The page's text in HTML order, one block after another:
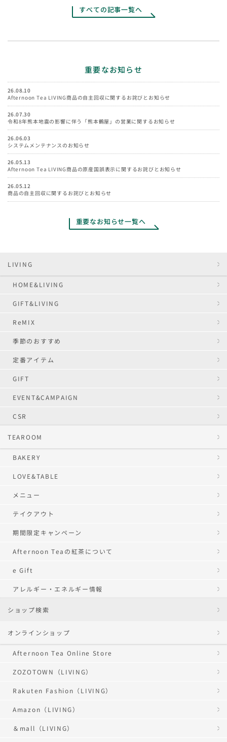
すべての記事一覧へ
重要なお知らせ
26.08.10
Afternoon Tea LIVING商品の自主回収に関するお詫びとお知らせ
26.07.30
令和8年熊本地震の影響に伴う「熊本鶴屋」の営業に関するお知らせ
26.06.03
システムメンテナンスのお知らせ
26.05.13
Afternoon Tea LIVING商品の原産国誤表示に関するお詫びとお知らせ
26.05.12
商品の自主回収に関するお詫びとお知らせ
重要なお知らせ一覧へ
LIVING
HOME&LIVING
GIFT&LIVING
ReMIX
季節のおすすめ
定番アイテム
GIFT
EVENT&CAMPAIGN
CSR
TEAROOM
BAKERY
LOVE&TABLE
メニュー
テイクアウト
期間限定キャンペーン
Afternoon Teaの紅茶について
e Gift
アレルギー・エネルギー情報
ショップ検索
オンラインショップ
Afternoon Tea Online Store
ZOZOTOWN（LIVING）
Rakuten Fashion（LIVING）
Amazon（LIVING）
＆mall（LIVING）